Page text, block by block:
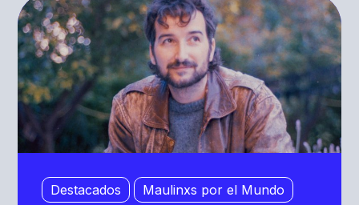
Destacados Maulinxs por el Mundo